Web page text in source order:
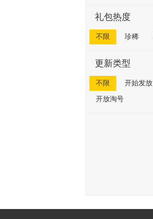
礼包热度
不限 珍稀
更新类型
不限 开始发放
开放淘号